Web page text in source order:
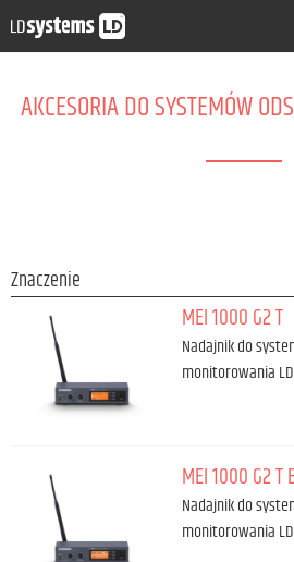
AKCESORIA DO SYSTEMÓW
MEI 1000 G2 T
Nadajnik do
monitorowania
MEI 1000 G2 T
Nadajnik do
monitorowania